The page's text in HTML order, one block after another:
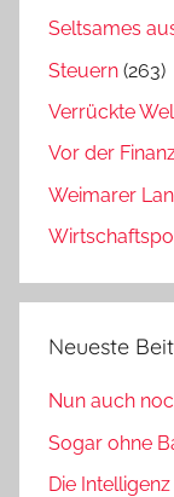
Seltsames
Steuern (263)
Verrückte
Vor der
Weimarer
Neueste
Nun auch
Sogar ohne
Die